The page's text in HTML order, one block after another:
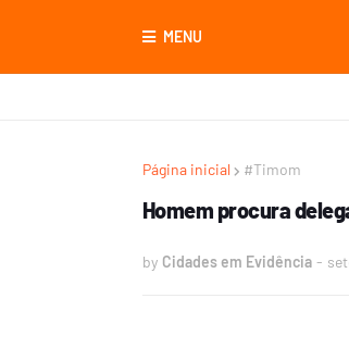
MENU
Página inicial #Timom
Homem procura
by Cidades em Evidência -